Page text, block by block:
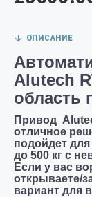
ОПИСАНИЕ
Alutech
область
Привод
отличное
подойдет
до 500 кг с
Если у вас
открываете/
вариант для